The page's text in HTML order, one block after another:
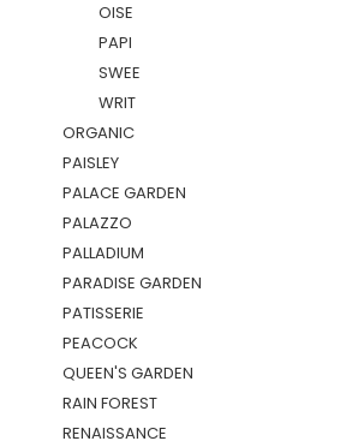
OISE
PAPI
SWEE
WRIT
ORGANIC
PAISLEY
PALACE GARDEN
PALAZZO
PALLADIUM
PARADISE GARDEN
PATISSERIE
PEACOCK
QUEEN'S GARDEN
RAIN FOREST
RENAISSANCE